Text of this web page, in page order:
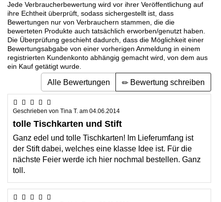
Jede Verbraucherbewertung wird vor ihrer Veröffentlichung auf
ihre Echtheit überprüft, sodass sichergestellt ist, dass
Bewertungen nur von Verbrauchern stammen, die die
bewerteten Produkte auch tatsächlich erworben/genutzt haben.
Die Überprüfung geschieht dadurch, dass die Möglichkeit einer
Bewertungsabgabe von einer vorherigen Anmeldung in einem
registrierten Kundenkonto abhängig gemacht wird, von dem aus
ein Kauf getätigt wurde.
Alle Bewertungen Bewertung schreiben
Geschrieben von Tina T. am 04.06.2014
tolle Tischkarten und Stift
Ganz edel und tolle Tischkarten! Im Lieferumfang ist
der Stift dabei, welches eine klasse Idee ist. Für die
nächste Feier werde ich hier nochmal bestellen. Ganz
toll.